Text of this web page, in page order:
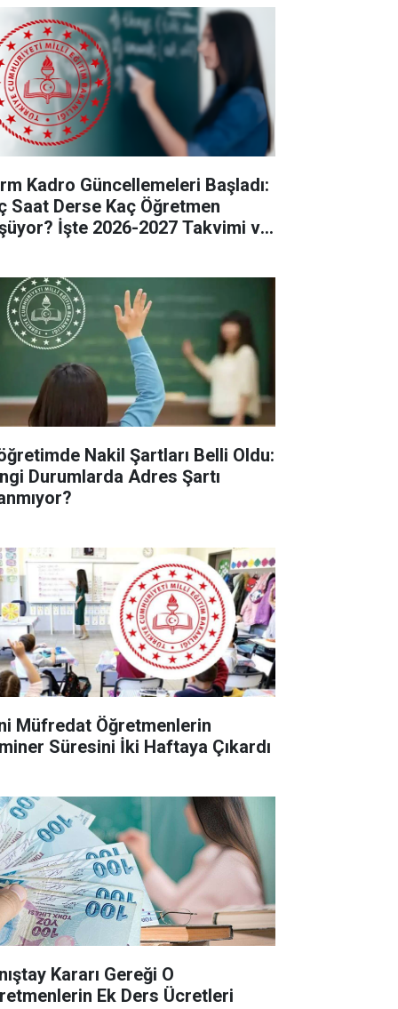
Kadro Güncellemeleri Başladı:
Saat Derse Kaç Öğretmen
İşte 2026-2027 Takvimi ve
Nakil Şartları Belli Oldu:
Durumlarda Adres Şartı
Müfredat Öğretmenlerin
Süresini İki Haftaya Çıkardı
Kararı Gereği O
Ek Ders Ücretleri